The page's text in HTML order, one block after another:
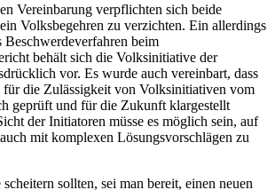
Vereinbarung verpflichten sich beide
Volksbegehren zu verzichten. Ein allerdings
Beschwerdeverfahren beim
behält sich die Volksinitiative der
vor. Es wurde auch vereinbart, dass
für die Zulässigkeit von Volksinitiativen vom
geprüft und für die Zukunft klargestellt
der Initiatoren müsse es möglich sein, auf
mit komplexen Lösungsvorschlägen zu
sollten, sei man bereit, einen neuen